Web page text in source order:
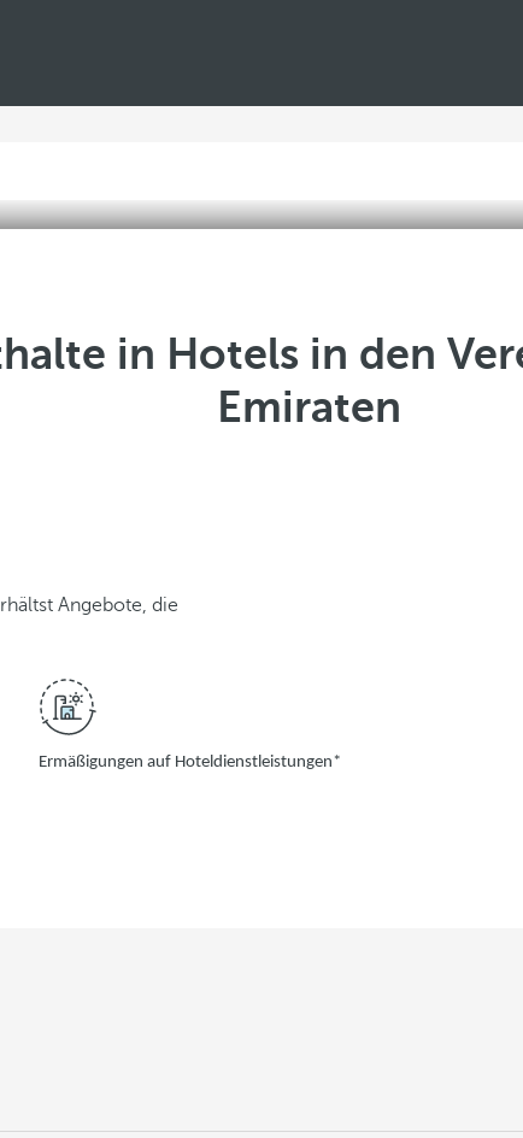
in Hotels in den
Emiraten
Angebote, die
Ermäßigungen auf Hoteldienstleistungen*